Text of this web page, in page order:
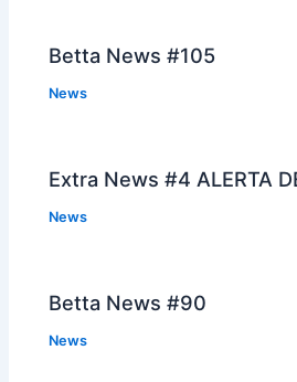
Betta News #105
News
Extra News #4 ALERTA
News
Betta News #90
News